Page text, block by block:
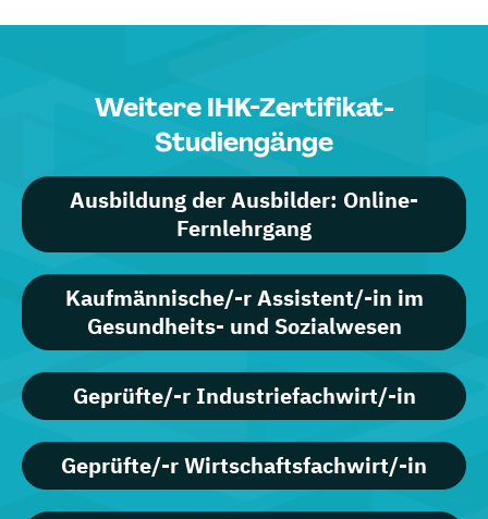
Weitere IHK-Zertifikat-
Studiengänge
Ausbildung der Ausbilder: Online-
Fernlehrgang
Kaufmännische/-r Assistent/-in im
Gesundheits- und Sozialwesen
Geprüfte/-r Industriefachwirt/-in
Geprüfte/-r Wirtschaftsfachwirt/-in